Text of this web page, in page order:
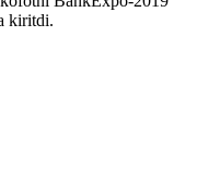
kiritdi.